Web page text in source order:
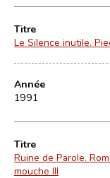
Titre
Le Silence inutile.
Année
1991
Titre
Ruine de Parole.
mouche III